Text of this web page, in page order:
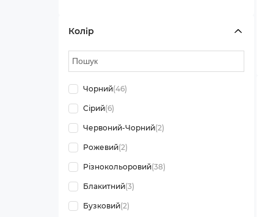
Колір
Чорний(46)
Сірий(6)
Червоний-Чорний(2)
Рожевий(2)
Різнокольоровий(38)
Блакитний(3)
Бузковий(2)